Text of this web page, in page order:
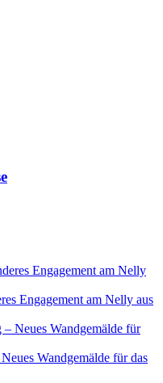
Engagement am Nelly aus
Wandgemälde für das